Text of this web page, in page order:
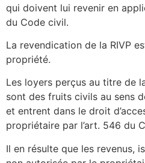
qui doivent lui revenir en
du Code civil.
La revendication de la RIVP
propriété.
Les loyers perçus au titre de
sont des fruits civils au sens
et entrent dans le droit
propriétaire par l’art. 546 du
Il en résulte que les revenus,